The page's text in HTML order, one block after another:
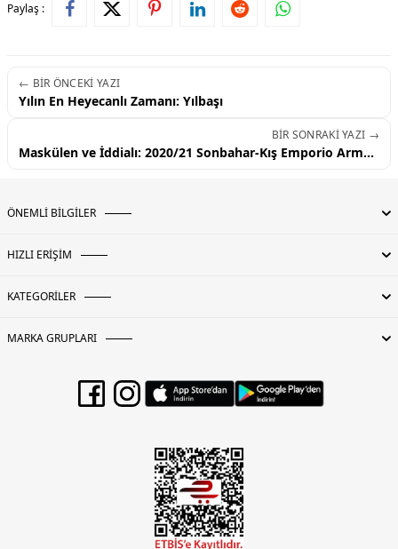
Paylaş :
← BIR ÖNCEKI YAZI
Yılın En Heyecanlı Zamanı: Yılbaşı
BIR SONRAKI YAZI →
Maskülen ve İddialı: 2020/21 Sonbahar-Kış Emporio Armani Koleksiyonu
ÖNEMLİ BİLGİLER
HIZLI ERİŞİM
KATEGORİLER
MARKA GRUPLARI